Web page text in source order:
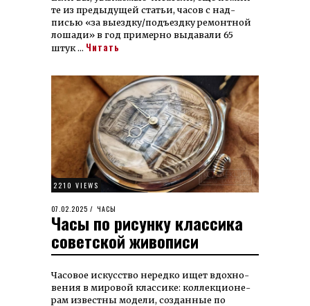
те из пре­ды­ду­щей статьи, часов с над­
писью «за выезд­ку/подъезд­ку ре­монтной
лошади» в год при­мерно вы­давали 65
штук … Читать
2210 VIEWS
POSTED
ON
07.02.2025 07.02.2025
ЧАСЫ
Часы по рисунку классика
советской живописи
Часовое искусство не­ред­ко ищет вдох­но­
ве­ния в ми­ровой классике: кол­лек­цио­не­
рам извест­ны мо­де­ли, создан­ные по